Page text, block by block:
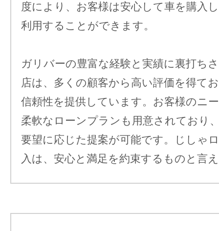
度により、お客様は安心して車を購入
利用することができます。
ガリバーの豊富な経験と実績に裏打ち
店は、多くの顧客から高い評価を得て
信頼性を提供しています。お客様のニ
柔軟なローンプランも用意されており
要望に応じた提案が可能です。じしゃ
入は、安心と満足を約束するものと言